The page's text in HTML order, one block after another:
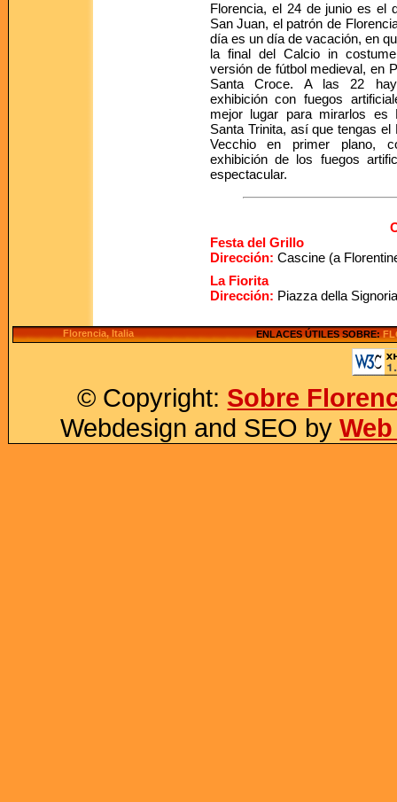
Florencia, el 24 de junio es el
San Juan, el patrón de
día es un día de vacación, en
la final del Calcio in
versión de fútbol medieval, en
Santa Croce. A las 22
exhibición con fuegos
mejor lugar para mirarlos es
Santa Trinita, así que tengas el
Vecchio en primer plano,
exhibición de los fuegos
espectacular.
Festa del Grillo
Dirección: Cascine (a
La Fiorita
Dirección: Piazza della Signoria
Florencia, Italia ENLACES ÚTILES SOBRE:
© Copyright: Sobre
Webdesign and SEO by